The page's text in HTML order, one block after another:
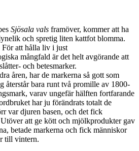
Sjösala vals framöver, kommer att ha
och spretig liten kattfot blomma.
För att hålla liv i just
mångfald är det helt avgörande att
och betesmarker.
åren, har de markerna så gott som
återstår bara runt två promille av 1800-
varav ungefär hälften fortfarande
har ju förändrats totalt de
var djuren basen, och det fick
att ge kött och mjölkprodukter gav
betade markerna och fick människor
till vintern.